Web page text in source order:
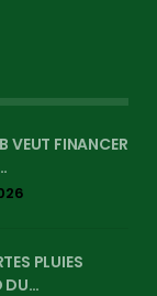
VEUT FINANCER
PLUIES
DU…